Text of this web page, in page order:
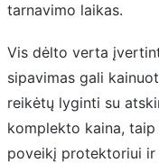
tarnavimo laikas.
Vis dėlto verta
sipavimas gali
reikėtų lyginti su
komplekto kaina,
poveikį protektoriui